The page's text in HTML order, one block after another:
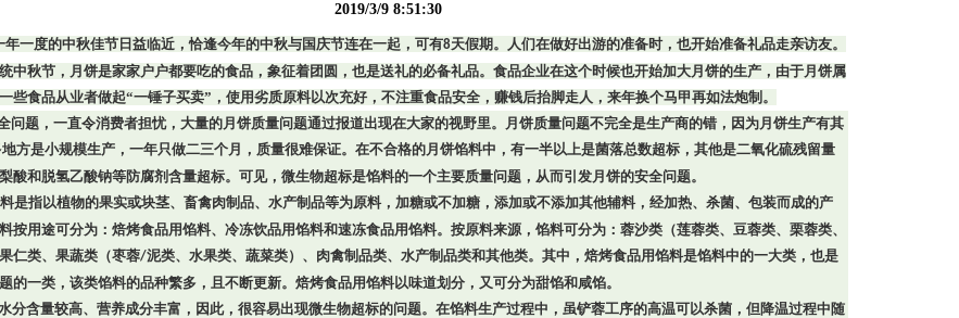
2019/3/9 8:51:30
年一度的中秋佳节日益临近，恰逢今年的中秋与国庆节连在一起，可有8天假期。人们在做好出游的准备时，也开始准备礼品走亲访友。
中秋节，月饼是家家户户都要吃的食品，象征着团圆，也是送礼的必备礼品。食品企业在这个时候也开始加大月饼的生产，由于月饼属
些食品从业者做起“一锤子买卖”，使用劣质原料以次充好，不注重食品安全，赚钱后抬脚走人，来年换个马甲再如法炮制。
问题，一直令消费者担忧，大量的月饼质量问题通过报道出现在大家的视野里。月饼质量问题不完全是生产商的错，因为月饼生产有其
方是小规模生产，一年只做二三个月，质量很难保证。在不合格的月饼馅料中，有一半以上是菌落总数超标，其他是二氧化硫残留量
酸和脱氢乙酸钠等防腐剂含量超标。可见，微生物超标是馅料的一个主要质量问题，从而引发月饼的安全问题。
是指以植物的果实或块茎、畜禽肉制品、水产制品等为原料，加糖或不加糖，添加或不添加其他辅料，经加热、杀菌、包装而成的产
按用途可分为：焙烤食品用馅料、冷冻饮品用馅料和速冻食品用馅料。按原料来源，馅料可分为：蓉沙类（莲蓉类、豆蓉类、栗蓉类、
仁类、果蔬类（枣蓉/泥类、水果类、蔬菜类）、肉禽制品类、水产制品类和其他类。其中，焙烤食品用馅料是馅料中的一大类，也是
的一类，该类馅料的品种繁多，且不断更新。焙烤食品用馅料以味道划分，又可分为甜馅和咸馅。
分含量较高、营养成分丰富，因此，很容易出现微生物超标的问题。在馅料生产过程中，虽铲蓉工序的高温可以杀菌，但降温过程中随